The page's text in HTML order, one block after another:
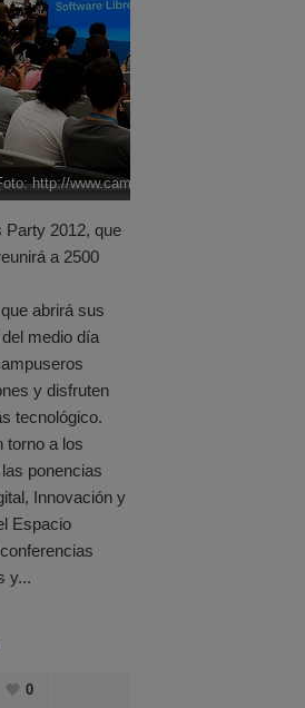
http://www.campus-party.com.ec
Party 2012, que
a 2500
abrirá sus
medio día
y disfruten
tecnológico.
torno a los
ponencias
Innovación y
Espacio
y...
0